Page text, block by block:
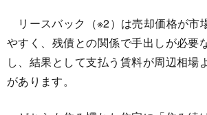
リースバック（※2）は売却価格が市
やすく、残債との関係で手出しが必要
し、結果として支払う賃料が周辺相場
があります。